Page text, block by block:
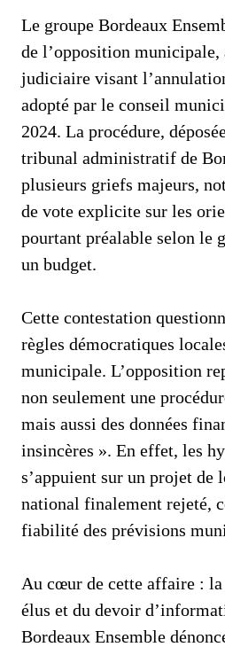
Le groupe Bordeaux
de l’opposition municipale,
judiciaire visant
adopté par le conseil
2024. La procédure,
tribunal administratif de
plusieurs griefs majeurs,
de vote explicite sur les
pourtant préalable selon le
un budget.
Cette contestation
règles démocratiques
municipale. L’opposition
non seulement une
mais aussi des données
insincères ». En effet, les
s’appuient sur un projet de
national finalement rejeté,
fiabilité des prévisions
Au cœur de cette affaire :
élus et du devoir
Bordeaux Ensemble